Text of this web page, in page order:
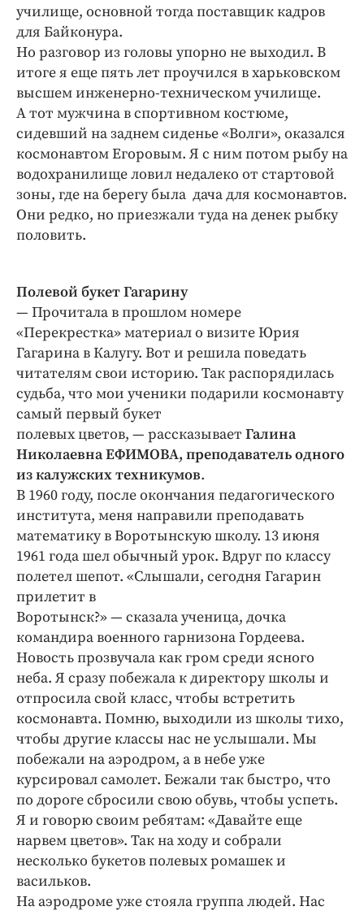
училище, основной тогда поставщик кадров
для Байконура.
Но разговор из головы упорно не выходил. В
итоге я еще пять лет проучился в харьковском
высшем инженерно-техническом училище.
А тот мужчина в спортивном костюме,
сидевший на заднем сиденье «Волги», оказался
космонавтом Егоровым. Я с ним потом рыбу на
водохранилище ловил недалеко от стартовой
зоны, где на берегу была дача для космонавтов.
Они редко, но приезжали туда на денек рыбку
половить.
Полевой букет Гагарину
— Прочитала в прошлом номере
«Перекрестка» материал о визите Юрия
Гагарина в Калугу. Вот и решила поведать
читателям свои историю. Так распорядилась
судьба, что мои ученики подарили космонавту
самый первый букет
полевых цветов, — рассказывает Галина
Николаевна ЕФИМОВА, преподаватель одного
из калужских техникумов.
В 1960 году, после окончания педагогического
института, меня направили преподавать
математику в Воротынскую школу. 13 июня
1961 года шел обычный урок. Вдруг по классу
полетел шепот. «Слышали, сегодня Гагарин
прилетит в
Воротынск?» — сказала ученица, дочка
командира военного гарнизона Гордеева.
Новость прозвучала как гром среди ясного
неба. Я сразу побежала к директору школы и
отпросила свой класс, чтобы встретить
космонавта. Помню, выходили из школы тихо,
чтобы другие классы нас не услышали. Мы
побежали на аэродром, а в небе уже
курсировал самолет. Бежали так быстро, что
по дороге сбросили свою обувь, чтобы успеть.
Я и говорю своим ребятам: «Давайте еще
нарвем цветов». Так на ходу и собрали
несколько букетов полевых ромашек и
васильков.
На аэродроме уже стояла группа людей. Нас